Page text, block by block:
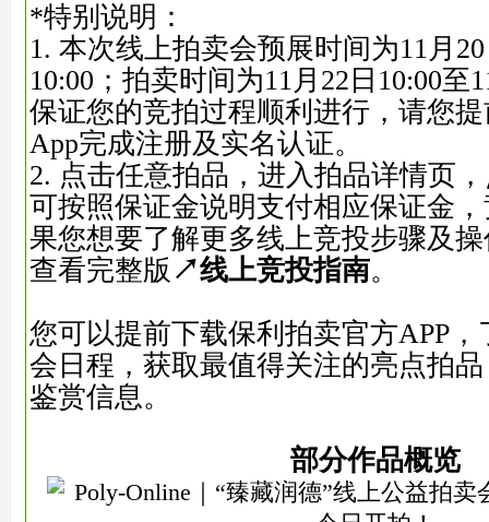
*特别说明：
1. 本次线上拍卖会预展时间为11月
10:00；拍卖时间为11月22日10:00至
保证您的竞拍过程顺利进行，请您
App完成注册及实名认证。
2. 点击任意拍品，进入拍品详情页
可按照保证金说明支付相应保证金
果您想要了解更多线上竞投步骤及
查看完整版 ↗线上竞投指南。
您可以提前下载保利拍卖官方APP
会日程，获取最值得关注的亮点拍
鉴赏信息。
部分作品概览